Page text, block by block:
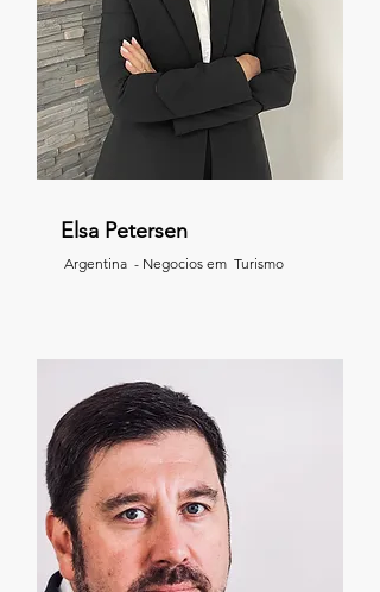
Elsa Petersen
Argentina - Negocios em Turismo